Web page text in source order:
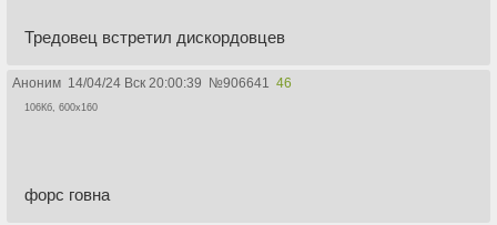
Тредовец встретил дискордовцев
Аноним 14/04/24 Вск 20:00:39 №906641 46
106Кб, 600x160
форс говна